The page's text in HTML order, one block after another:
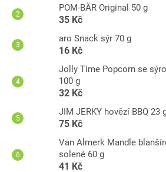
POM-BÄR Original 50 g
35 Kč
aro Snack sýr 70 g
16 Kč
Jolly Time Popcorn se
100 g
32 Kč
JIM JERKY hovězí BBQ 23
75 Kč
Van Almerk Mandle
solené 60 g
41 Kč